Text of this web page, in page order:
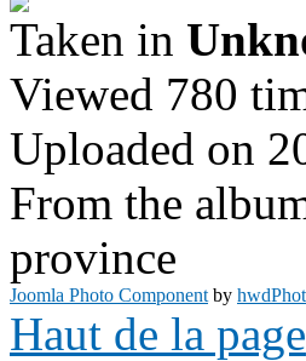
Taken in
Viewed 780
Uploaded on
From the
province
Joomla Photo Component by
Haut de la page